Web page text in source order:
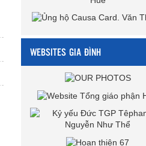
WEBSITES GIA ĐÌNH